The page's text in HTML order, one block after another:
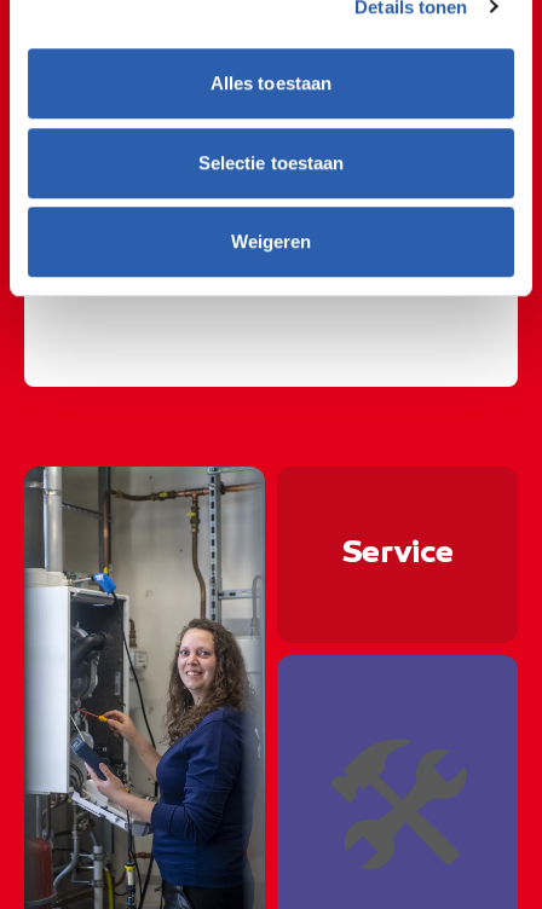
Details tonen
Alles toestaan
Selectie toestaan
Weigeren
𝘸𝘦𝘳𝘬𝘻𝘢𝘢𝘮 𝘰𝘱 𝘥𝘦 𝘸𝘦𝘳𝘬𝘷𝘰𝘰𝘳𝘣𝘦𝘳𝘦𝘪𝘥𝘪𝘯𝘨. 𝘏𝘪𝘦𝘳 𝘣𝘦𝘯 𝘪𝘬 𝘥𝘦
𝘴𝘱𝘪𝘭 𝘵𝘶𝘴𝘴𝘦𝘯 𝘥𝘦 𝘸𝘦𝘳𝘬𝘱𝘭𝘢𝘢𝘵𝘴 𝘦𝘯 𝘸𝘦𝘳𝘬𝘷𝘰𝘰𝘳𝘣𝘦𝘳𝘦𝘪𝘥𝘪𝘯𝘨.
𝘏𝘦𝘵 𝘪𝘴 𝘮𝘰𝘰𝘪 𝘥𝘢𝘵 𝘫𝘦 𝘥𝘦𝘻𝘦 𝘳𝘶𝘪𝘮𝘵𝘦 𝘬𝘳𝘪𝘫𝘨𝘵, 𝘸𝘢𝘯𝘵 𝘥𝘢𝘢𝘳
𝘭𝘦𝘦𝘳 𝘫𝘦 𝘩𝘦𝘦𝘭 𝘷𝘦𝘦𝘭 𝘷𝘢𝘯. 𝘌𝘯 𝘥𝘢𝘢𝘳𝘯𝘢𝘢𝘴𝘵 𝘪𝘴 𝘩𝘦𝘵 𝘩𝘪𝘦𝘳
🎉 Stagebegeleider en productieleider Marco is
onwijs trots op de jongens! "𝘉𝘦𝘪𝘥𝘦 𝘫𝘰𝘯𝘨𝘦𝘯𝘴 𝘻𝘪𝘫𝘯
𝘰𝘯𝘵𝘻𝘦𝘵𝘵𝘦𝘯𝘥 𝘨𝘦𝘮𝘰𝘵𝘪𝘷𝘦𝘦𝘳𝘥 𝘰𝘮 𝘵𝘦 𝘸𝘦𝘳𝘬𝘦𝘯 𝘦́𝘯 𝘵𝘦 𝘭𝘦𝘳𝘦𝘯.
𝘏𝘦𝘵 𝘻𝘪𝘫𝘯 𝘦𝘤𝘩𝘵𝘦 𝘢𝘢𝘯𝘱𝘢𝘬𝘬𝘦𝘳𝘴 𝘦𝘯 𝘥𝘢𝘢𝘳 𝘻𝘪𝘫𝘯 𝘸𝘦 𝘣𝘪𝘯𝘯𝘦𝘯
𝘋𝘎𝘚 𝘦𝘳𝘨 𝘣𝘭𝘪𝘫 𝘮𝘦𝘦." 👏🏽 𝑾𝒆𝒆𝒕 𝒋𝒊𝒋 𝒂𝒍 𝒘𝒂𝒂𝒓 𝒋𝒆 𝒔𝒕𝒂𝒈𝒆 𝒘𝒊𝒍𝒕
Service
🛠